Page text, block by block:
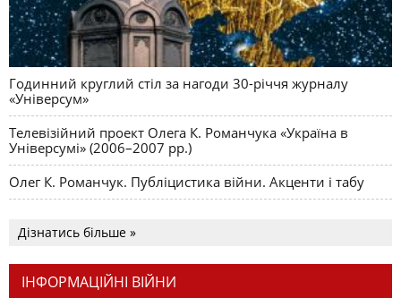
Годинний круглий стіл за нагоди 30-річчя журналу
«Універсум»
Телевізійний проект Олега К. Романчука «Україна в
Універсумі» (2006–2007 рр.)
Олег К. Романчук. Публіцистика війни. Акценти і табу
Дізнатись більше »
ІНФОРМАЦІЙНІ ВІЙНИ